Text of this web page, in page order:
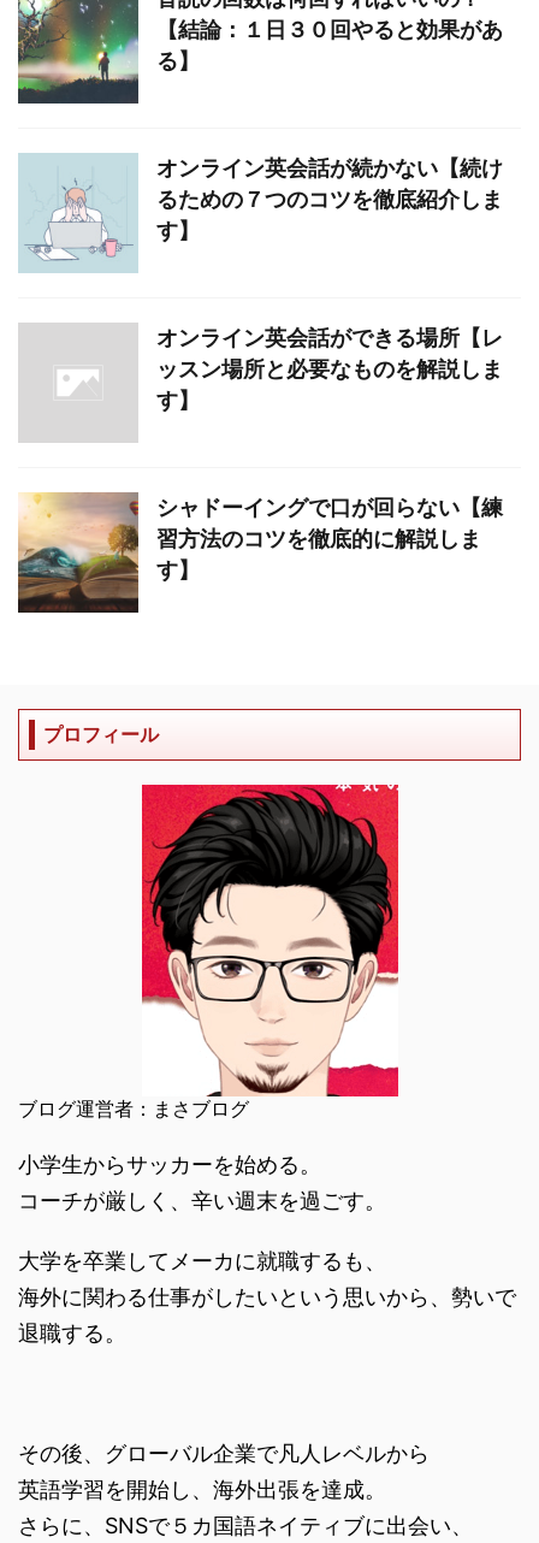
【結論：１日３０回やると効果があ
る】
オンライン英会話が続かない【続け
るための７つのコツを徹底紹介しま
す】
オンライン英会話ができる場所【レ
ッスン場所と必要なものを解説しま
す】
シャドーイングで口が回らない【練
習方法のコツを徹底的に解説しま
す】
プロフィール
ブログ運営者：まさブログ
小学生からサッカーを始める。
コーチが厳しく、辛い週末を過ごす。
大学を卒業してメーカに就職するも、
海外に関わる仕事がしたいという思いから、勢いで
退職する。
その後、グローバル企業で凡人レベルから
英語学習を開始し、海外出張を達成。
さらに、SNSで５カ国語ネイティブに出会い、